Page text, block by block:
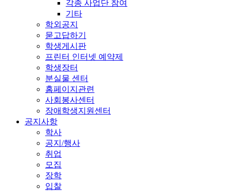
각종 사업단 참여
기타
학외공지
묻고답하기
학생게시판
프린터 인터넷 예약제
학생장터
분실물 센터
홈페이지관련
사회봉사센터
장애학생지원센터
공지사항
학사
공지/행사
취업
모집
장학
입찰